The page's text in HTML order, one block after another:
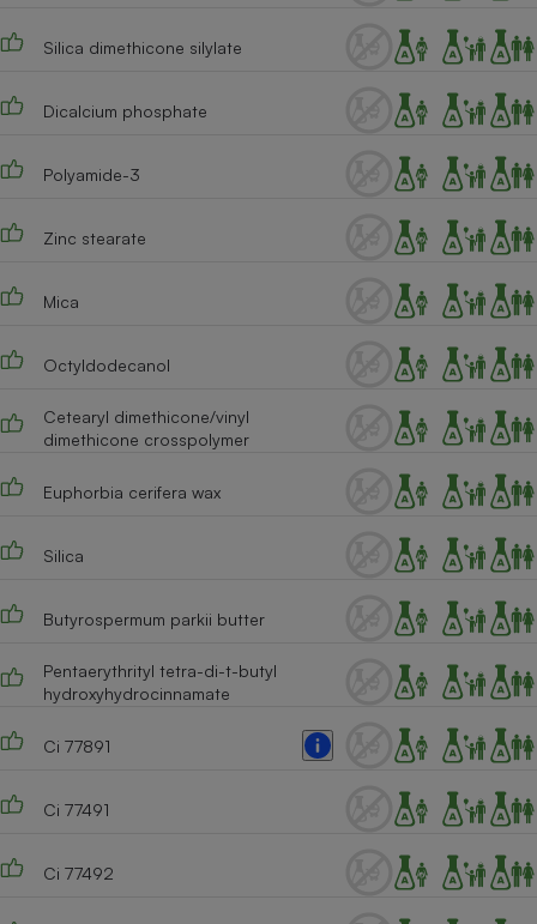
Silica dimethicone silylate
Dicalcium phosphate
Polyamide-3
Zinc stearate
Mica
Octyldodecanol
Cetearyl dimethicone/vinyl
dimethicone crosspolymer
Euphorbia cerifera wax
Silica
Butyrospermum parkii butter
Pentaerythrityl tetra-di-t-butyl
hydroxyhydrocinnamate
Ci 77891
Ci 77491
Ci 77492
Plaque de cuisson à
Climatiseur -
Cafetière à expressos
Robot ménager
Smartphone
Climatiseur -
Ventilateur